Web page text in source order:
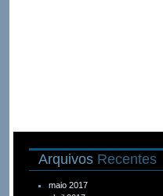
Arquivos Recentes
maio 2017